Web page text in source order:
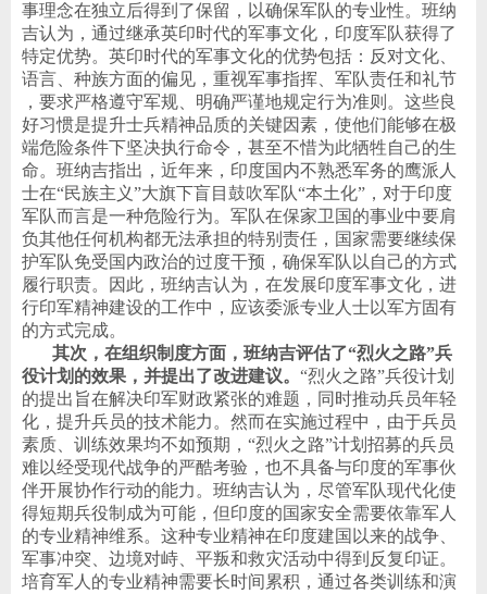
事理念在独立后得到了保留，以确保军队的专业性。班纳
吉认为，通过继承英印时代的军事文化，印度军队获得了
特定优势。英印时代的军事文化的优势包括：反对文化、
语言、种族方面的偏见，重视军事指挥、军队责任和礼节
，要求严格遵守军规、明确严谨地规定行为准则 。这些良
好习惯是提升士兵精神品质的关键因素，使他们能够在极
端危险条件下坚决执行命令，甚至不惜为此牺牲自己的生
命。班纳吉指出，近年来，印度国内不熟悉军务的鹰派人
士在“民族主义”大旗下盲目鼓吹军队“本土化” ，对于印度
军队而言是一种危险行为。军队在保家卫国的事业中要肩
负其他任何机构都无法承担的特别责任，国家需要继续保
护军队免受国内政治的过度干预，确保军队以自己的方式
履行职责。因此，班纳吉认为，在发展印度军事文化，进
行印军精神建设的工作中，应该委派专业人士以军方固有
的方式完成。
其次，在组织制度方面，班纳吉评估了“烈火之路”兵
役计划的效果，并提出了改进建议。 “烈火之路”兵役计划
的提出旨在解决印军财政紧张的难题，同时推动兵员年轻
化，提升兵员的技术能力。然而在实施过程中，由于兵员
素质、训练效果均不如预期， “烈火之路”计划招募的兵员
难以经受现代战争的严酷考验，也不具备与印度的军事伙
伴开展协作行动的能力。班纳吉认为，尽管军队现代化使
得短期兵役制成为可能，但印度的国家安全需要依靠军人
的专业精神维系。这种专业精神在印度建国以来的战争、
军事冲突、边境对峙、平叛和救灾活动中得到反复印证。
培育军人的专业精神需要长时间累积，通过各类训练和演